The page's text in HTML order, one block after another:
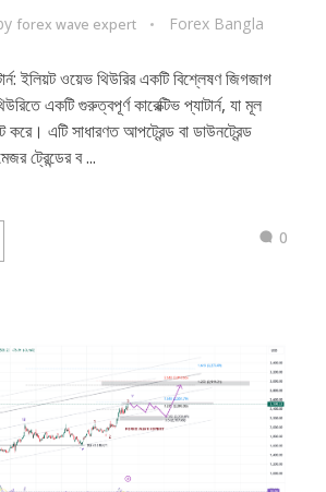
forex wave expert
Forex Bangla
ইলিয়ট ওয়েভ থিউরির একটি বিশ্লেষণ জিগজাগ
একটি গুরুত্বপূর্ণ কারেক্টিভ প্যাটার্ন, যা মূল
করে। এটি সাধারণত আপট্রেন্ড বা ডাউনট্রেন্ড
ট্রেন্ডের ব ...
0